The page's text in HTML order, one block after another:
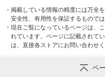
・ 掲載している情報の精度には万全
安全性、有用性を保証するものでは
・ 現在ご覧になっているページは、
れています。ページに記載されて
は、直接各ストアにお問い合わせく
ペ